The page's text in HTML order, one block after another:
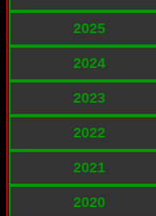
2025
2024
2023
2022
2021
2020